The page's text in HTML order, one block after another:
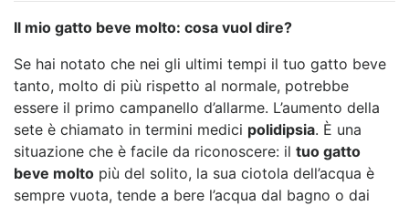
Il mio gatto beve molto: cosa vuol dire?
Se hai notato che nei gli ultimi tempi il tuo gatto beve
tanto, molto di più rispetto al normale, potrebbe
essere il primo campanello d’allarme. L’aumento della
sete è chiamato in termini medici polidipsia. È una
situazione che è facile da riconoscere: il tuo gatto
beve molto più del solito, la sua ciotola dell’acqua è
sempre vuota, tende a bere l’acqua dal bagno o dai